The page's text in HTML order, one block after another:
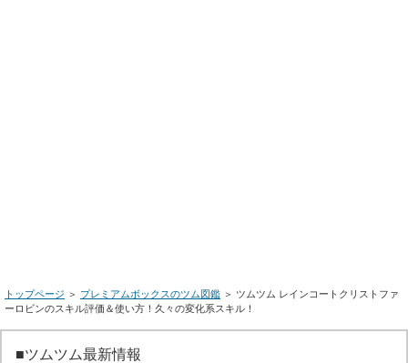
トップページ ＞ プレミアムボックスのツム図鑑 ＞ ツムツム レインコートクリストファ
ーロビンのスキル評価＆使い方！久々の変化系スキル！
■ツムツム最新情報